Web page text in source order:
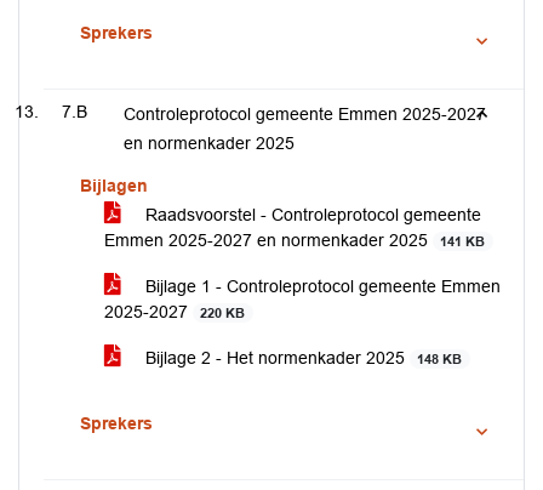
Sprekers
7.B
Controleprotocol gemeente Emmen 2025-2027
en normenkader 2025
Bijlagen
Raadsvoorstel - Controleprotocol gemeente
Emmen 2025-2027 en normenkader 2025
141 KB
Bijlage 1 - Controleprotocol gemeente Emmen
2025-2027
220 KB
Bijlage 2 - Het normenkader 2025 148 KB
Sprekers